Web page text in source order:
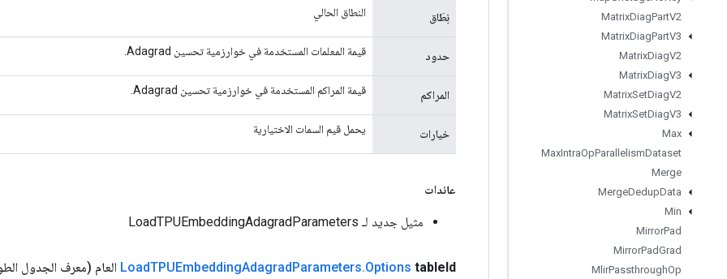
MatrixDiagPartV2
MatrixDiagPartV3
MatrixDiagV2
MatrixDiagV3
MatrixSetDiagV2
MatrixSetDiagV3
Max
MaxIntraOpParallelismDataset
Merge
MergeDedupData
Min
MirrorPad
MirrorPadGrad
MlirPassthroughOp
نِطَاق النطاق الحالي
حدود قيمة المعلمات المستخدمة في خوارزمية تحسين Adagrad.
المراكم قيمة المراكم المستخدمة في خوارزمية تحسين Adagrad.
خيارات يحمل قيم السمات الاختيارية
عائدات
مثيل جديد لـ LoadTPUEmbeddingAdagradParameters
LoadTPUEmbeddingAdagradParameters.Options tableId العام (معرف الجدول